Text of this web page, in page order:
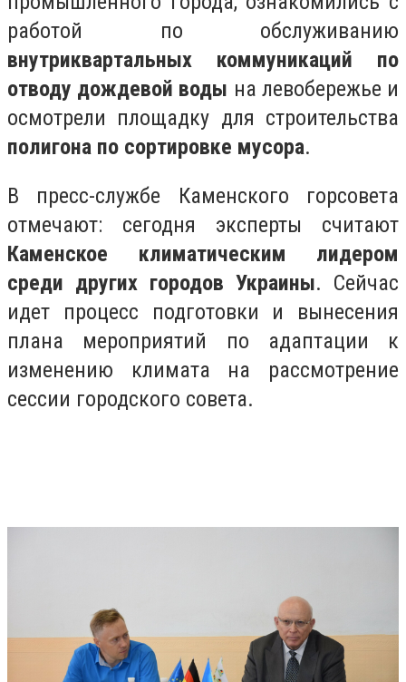
работой по обслуживанию
внутриквартальных коммуникаций по
отводу дождевой воды на левобережье и
осмотрели площадку для строительства
полигона по сортировке мусора.
В пресс-службе Каменского горсовета
отмечают: сегодня эксперты считают
Каменское климатическим лидером
среди других городов Украины. Сейчас
идет процесс подготовки и вынесения
плана мероприятий по адаптации к
изменению климата на рассмотрение
сессии городского совета.